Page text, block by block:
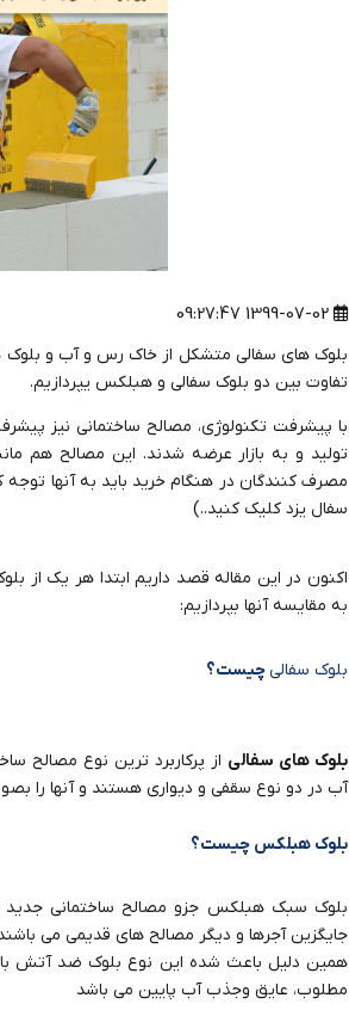
1399-07-02 09:27:47
بلوک های سفالی متشکل از خاک رس و آب و
تفاوت بین دو بلوک سفالی و هبلکس یپردازیم.
با پیشرفت تکنولوژی، مصالح ساختمانی نیز
تولید و به بازار عرضه شدند. این مصالح هم
مصرف کنندگان در هنگام خرید باید به آنها
سفال یزد کلیک کنید..)
اکنون در این مقاله قصد داریم ابتدا هر یک
به مقایسه آنها بپردازیم:
بلوک سفالیچیست؟
بلوک های سفالی از پرکاربرد ترین نوع مصالح
آب در دو نوع سقفی و دیواری هستند و آنها را
بلوک هبلکس چیست؟
بلوک سبک هبلکس جزو مصالح ساختمانی جدید
جایگزین آجرها و دیگر مصالح های قدیمی می
همین دلیل باعث شده این نوع بلوک ضد آتش
مطلوب، عایق وجذب آب پایین می باشد